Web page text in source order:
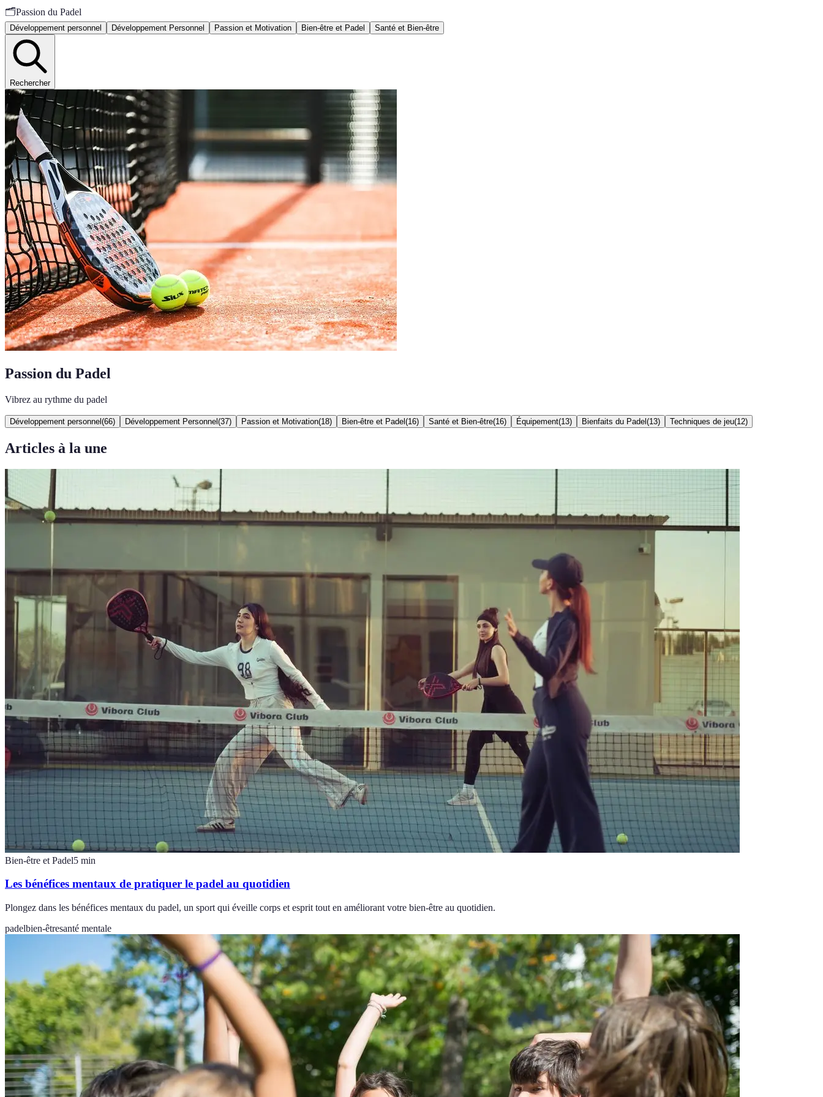
🗂️Passion du Padel
Développement personnel Développement Personnel Passion et Motivation Bien-être et Padel Santé et Bien-être
Rechercher
Passion du Padel
Vibrez au rythme du padel
Développement personnel (66) Développement Personnel (37) Passion et Motivation(18) Bien-être et Padel (16) Santé et Bien-être(16) Équipement(13) Bienfaits du Padel (13) Techniques de jeu(12)
Articles à la une
Bien-être et Padel5 min
Les bénéfices mentaux de pratiquer le padel au quotidien
Plongez dans les bénéfices mentaux du padel, un sport qui éveille corps et esprit tout en améliorant votre bien-être au quotidien.
padelbien-êtresanté mentale